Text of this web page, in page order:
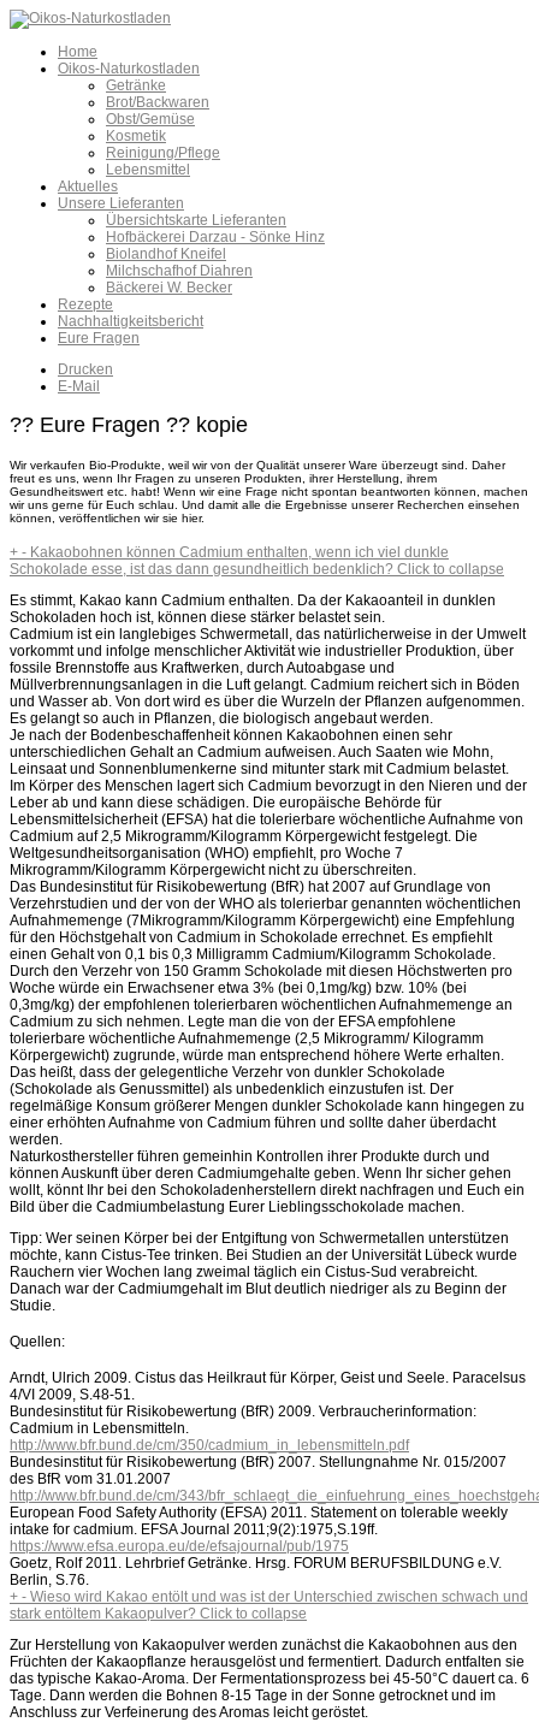
Home
Oikos-Naturkostladen
Getränke
Brot/Backwaren
Obst/Gemüse
Kosmetik
Reinigung/Pflege
Lebensmittel
Aktuelles
Unsere Lieferanten
Übersichtskarte Lieferanten
Hofbäckerei Darzau - Sönke Hinz
Biolandhof Kneifel
Milchschafhof Diahren
Bäckerei W. Becker
Rezepte
Nachhaltigkeitsbericht
Eure Fragen
Drucken
E-Mail
?? Eure Fragen ?? kopie
Wir verkaufen Bio-Produkte, weil wir von der Qualität unserer Ware überzeugt sind. Daher
freut es uns, wenn Ihr Fragen zu unseren Produkten, ihrer Herstellung, ihrem
Gesundheitswert etc. habt! Wenn wir eine Frage nicht spontan beantworten können, machen
wir uns gerne für Euch schlau. Und damit alle die Ergebnisse unserer Recherchen einsehen
können, veröffentlichen wir sie hier.
+ - Kakaobohnen können Cadmium enthalten, wenn ich viel dunkle
Schokolade esse, ist das dann gesundheitlich bedenklich? Click to collapse
Es stimmt, Kakao kann Cadmium enthalten. Da der Kakaoanteil in dunklen
Schokoladen hoch ist, können diese stärker belastet sein.
Cadmium ist ein langlebiges Schwermetall, das natürlicherweise in der Umwelt
vorkommt und infolge menschlicher Aktivität wie industrieller Produktion, über
fossile Brennstoffe aus Kraftwerken, durch Autoabgase und
Müllverbrennungsanlagen in die Luft gelangt. Cadmium reichert sich in Böden
und Wasser ab. Von dort wird es über die Wurzeln der Pflanzen aufgenommen.
Es gelangt so auch in Pflanzen, die biologisch angebaut werden.
Je nach der Bodenbeschaffenheit können Kakaobohnen einen sehr
unterschiedlichen Gehalt an Cadmium aufweisen. Auch Saaten wie Mohn,
Leinsaat und Sonnenblumenkerne sind mitunter stark mit Cadmium belastet.
Im Körper des Menschen lagert sich Cadmium bevorzugt in den Nieren und der
Leber ab und kann diese schädigen. Die europäische Behörde für
Lebensmittelsicherheit (EFSA) hat die tolerierbare wöchentliche Aufnahme von
Cadmium auf 2,5 Mikrogramm/Kilogramm Körpergewicht festgelegt. Die
Weltgesundheitsorganisation (WHO) empfiehlt, pro Woche 7
Mikrogramm/Kilogramm Körpergewicht nicht zu überschreiten.
Das Bundesinstitut für Risikobewertung (BfR) hat 2007 auf Grundlage von
Verzehrstudien und der von der WHO als tolerierbar genannten wöchentlichen
Aufnahmemenge (7Mikrogramm/Kilogramm Körpergewicht) eine Empfehlung
für den Höchstgehalt von Cadmium in Schokolade errechnet. Es empfiehlt
einen Gehalt von 0,1 bis 0,3 Milligramm Cadmium/Kilogramm Schokolade.
Durch den Verzehr von 150 Gramm Schokolade mit diesen Höchstwerten pro
Woche würde ein Erwachsener etwa 3% (bei 0,1mg/kg) bzw. 10% (bei
0,3mg/kg) der empfohlenen tolerierbaren wöchentlichen Aufnahmemenge an
Cadmium zu sich nehmen. Legte man die von der EFSA empfohlene
tolerierbare wöchentliche Aufnahmemenge (2,5 Mikrogramm/ Kilogramm
Körpergewicht) zugrunde, würde man entsprechend höhere Werte erhalten.
Das heißt, dass der gelegentliche Verzehr von dunkler Schokolade
(Schokolade als Genussmittel) als unbedenklich einzustufen ist. Der
regelmäßige Konsum größerer Mengen dunkler Schokolade kann hingegen zu
einer erhöhten Aufnahme von Cadmium führen und sollte daher überdacht
werden.
Naturkosthersteller führen gemeinhin Kontrollen ihrer Produkte durch und
können Auskunft über deren Cadmiumgehalte geben. Wenn Ihr sicher gehen
wollt, könnt Ihr bei den Schokoladenherstellern direkt nachfragen und Euch ein
Bild über die Cadmiumbelastung Eurer Lieblingsschokolade machen.
Tipp: Wer seinen Körper bei der Entgiftung von Schwermetallen unterstützen
möchte, kann Cistus-Tee trinken. Bei Studien an der Universität Lübeck wurde
Rauchern vier Wochen lang zweimal täglich ein Cistus-Sud verabreicht.
Danach war der Cadmiumgehalt im Blut deutlich niedriger als zu Beginn der
Studie.
Quellen:
Arndt, Ulrich 2009. Cistus das Heilkraut für Körper, Geist und Seele. Paracelsus
4/VI 2009, S.48-51.
Bundesinstitut für Risikobewertung (BfR) 2009. Verbraucherinformation:
Cadmium in Lebensmitteln.
http://www.bfr.bund.de/cm/350/cadmium_in_lebensmitteln.pdf
Bundesinstitut für Risikobewertung (BfR) 2007. Stellungnahme Nr. 015/2007
des BfR vom 31.01.2007
http://www.bfr.bund.de/cm/343/
European Food Safety Authority (EFSA) 2011. Statement on tolerable weekly
intake for cadmium. EFSA Journal 2011;9(2):1975,S.19ff.
https://www.efsa.europa.eu/de/efsajournal/pub/1975
Goetz, Rolf 2011. Lehrbrief Getränke. Hrsg. FORUM BERUFSBILDUNG e.V.
Berlin, S.76.
+ - Wieso wird Kakao entölt und was ist der Unterschied zwischen schwach und
stark entöltem Kakaopulver? Click to collapse
Zur Herstellung von Kakaopulver werden zunächst die Kakaobohnen aus den
Früchten der Kakaopflanze herausgelöst und fermentiert. Dadurch entfalten sie
das typische Kakao-Aroma. Der Fermentationsprozess bei 45-50°C dauert ca. 6
Tage. Dann werden die Bohnen 8-15 Tage in der Sonne getrocknet und im
Anschluss zur Verfeinerung des Aromas leicht geröstet.